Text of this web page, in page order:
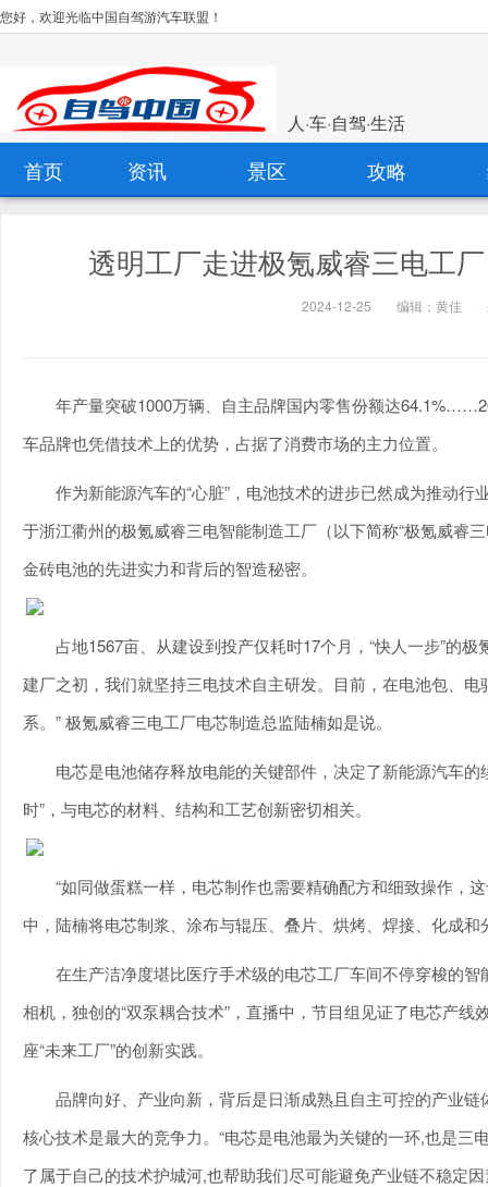
您好，欢迎光临中国自驾游汽车联盟！
人·车·自驾·生活
首页 资讯 景区 攻略
透明工厂走进极氪威睿三电工
2024-12-25 编辑：黄佳
年产量突破1000万辆、自主品牌国内零售份额达
车品牌也凭借技术上的优势，占据了消费市场的主力位置。
作为新能源汽车的“心脏”，电池技术的进步已然成为推动
于浙江衢州的极氪威睿三电智能制造工厂（以下简称“极氪威睿
金砖电池的先进实力和背后的智造秘密。
占地1567亩、从建设到投产仅耗时17个月，“快人一步”的
建厂之初，我们就坚持三电技术自主研发。目前，在电池包、
系。” 极氪威睿三电工厂电芯制造总监陆楠如是说。
电芯是电池储存释放电能的关键部件，决定了新能源汽车
时”，与电芯的材料、结构和工艺创新密切相关。
“如同做蛋糕一样，电芯制作也需要精确配方和细致操作，
中，陆楠将电芯制浆、涂布与辊压、叠片、烘烤、焊接、化成
在生产洁净度堪比医疗手术级的电芯工厂车间不停穿梭的
相机，独创的“双泵耦合技术”，直播中，节目组见证了电芯产
座“未来工厂”的创新实践。
品牌向好、产业向新，背后是日渐成熟且自主可控的产业
核心技术是最大的竞争力。“电芯是电池最为关键的一环,也是三
了属于自己的技术护城河,也帮助我们尽可能避免产业链不稳定